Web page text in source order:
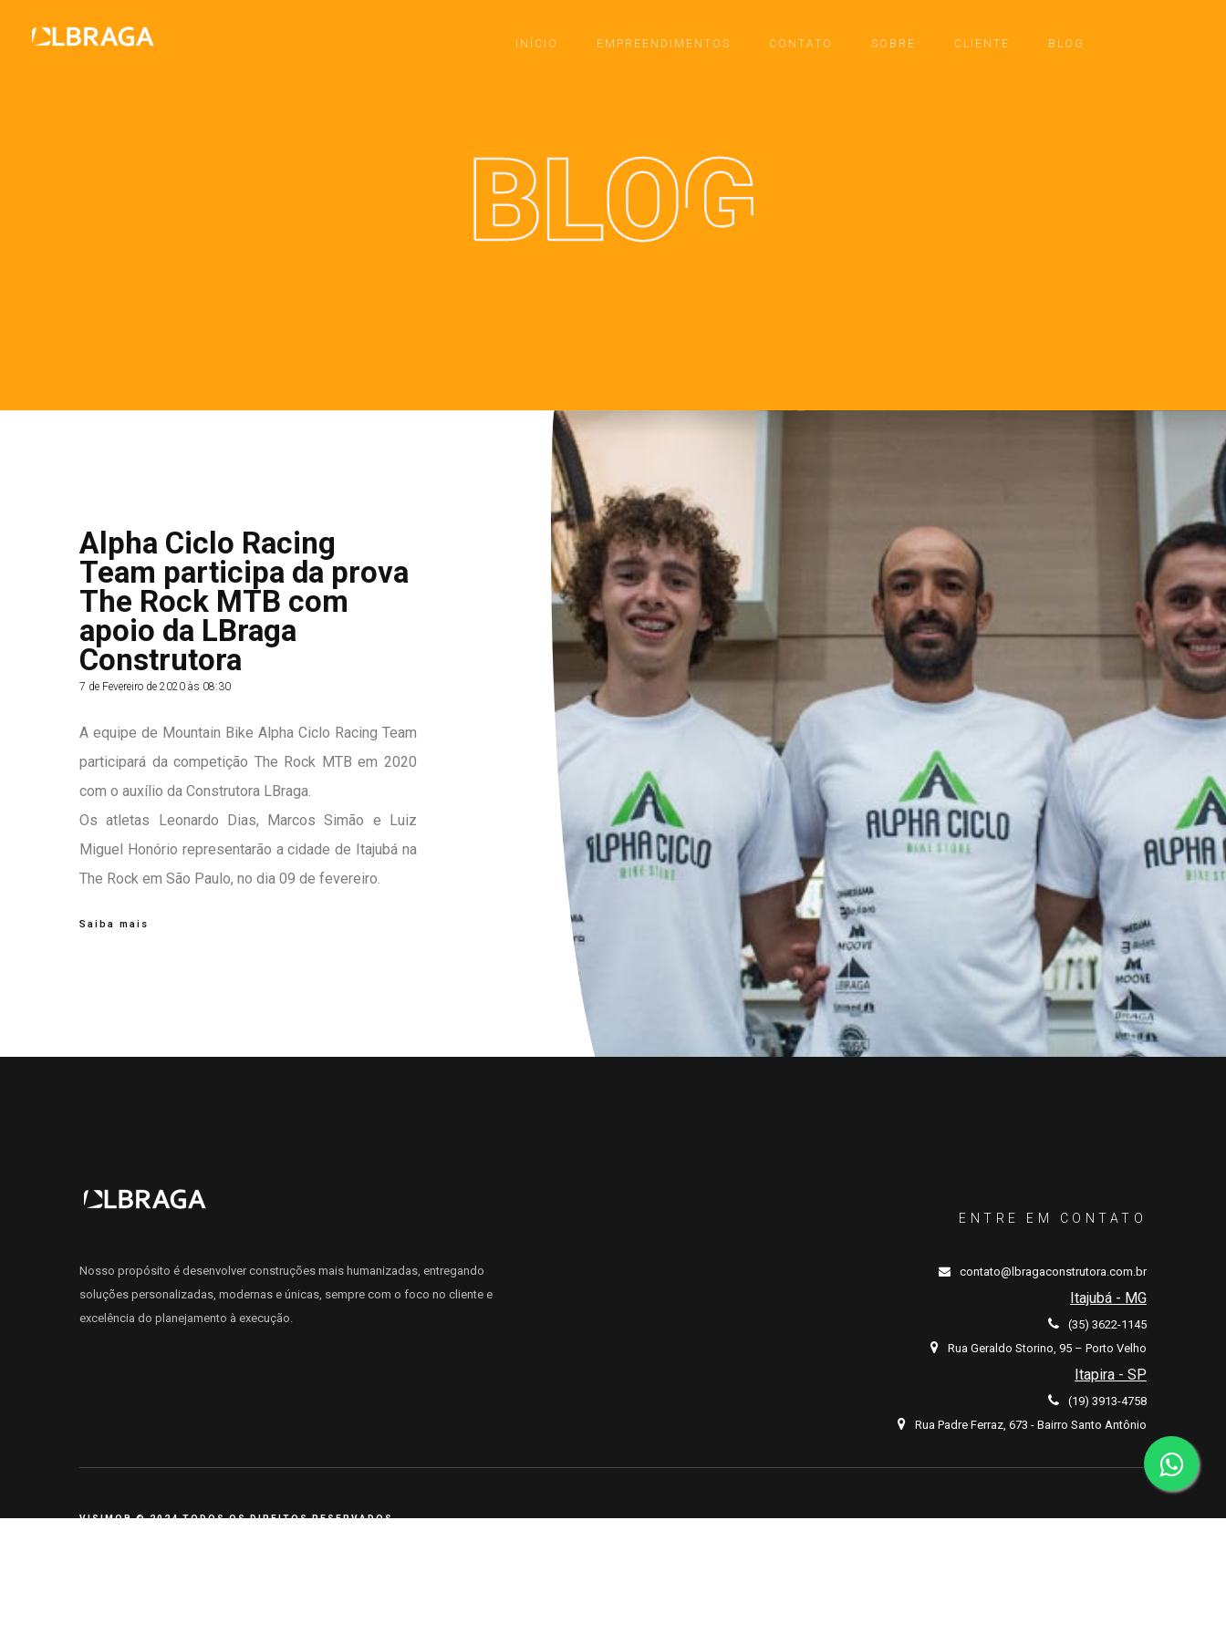
INÍCIO EMPREENDIMENTOS CONTATO SOBRE CLIENTE BLOG
Alpha Ciclo Racing
Team participa da prova
The Rock MTB com
apoio da LBraga
Construtora
7 de Fevereiro de 2020 às 08:30
A equipe de Mountain Bike Alpha Ciclo Racing Team
participará da competição The Rock MTB em 2020
com o auxílio da Construtora LBraga.
Os atletas Leonardo Dias, Marcos Simão e Luiz
Miguel Honório representarão a cidade de Itajubá na
The Rock em São Paulo, no dia 09 de fevereiro.
Saiba mais
Nosso propósito é desenvolver construções mais humanizadas, entregando
soluções personalizadas, modernas e únicas, sempre com o foco no cliente e
excelência do planejamento à execução.
ENTRE EM CONTATO
contato@lbragaconstrutora.com.br
Itajubá - MG
(35) 3622-1145
Rua Geraldo Storino, 95 – Porto Velho
Itapira - SP
(19) 3913-4758
Rua Padre Ferraz, 673 - Bairro Santo Antônio
VISIMOB© 2024 TODOS OS DIREITOS RESERVADOS